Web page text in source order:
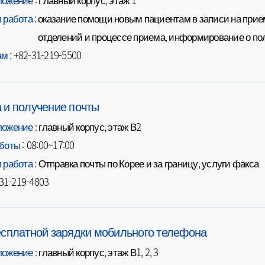
хирургии
и ожирения
центр
центр
лечения
с
медицины
Информация об
услугах
Диагностика для визы Е2
Копии медицинских записей/
Информация для живущих за
Информация о зарубежной
Часто задаваемые
:оказание помощи новым пациентам в записи на
отделений и процессе приема, информирование о
:+82-31-219-5500
получение почты
: главный корпус, этаж В2
: 08:00~17:00
: Отправка почты по Корее и за границу, услуги факса
219-4803
зарядки мобильного телефона
: главный корпус, этаж В1, 2, 3